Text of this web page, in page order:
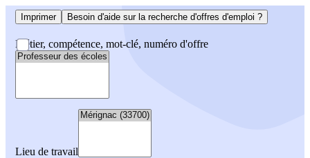
Imprimer Besoin d'aide sur la recherche d'offres d'emploi ?
Métier, compétence, mot-clé, numéro d'offre
Lieu de travail